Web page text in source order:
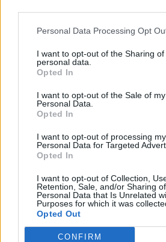
Personal Data Processing Opt
I want to opt-out of the Sharing of
personal data.
Opted In
I want to opt-out of the Sale of my
Personal Data.
Opted In
I want to opt-out of processing my
Personal Data for Targeted
Opted In
I want to opt-out of Collection,
Retention, Sale, and/or Sharing
Personal Data that Is Unrelated
Purposes for which it was
Opted Out
CONFIRM
Mυστράς: Κανείς δεν
ξενοδοχείο που έκρυβε έναν
για χρόνια
05/08/2026 09:32